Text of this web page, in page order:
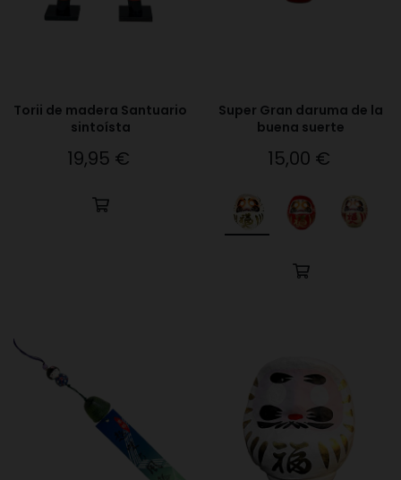
Torii de madera Santuario
sintoísta
Precio
19,95 €
Super Gran daruma de la
buena suerte
Precio
15,00 €